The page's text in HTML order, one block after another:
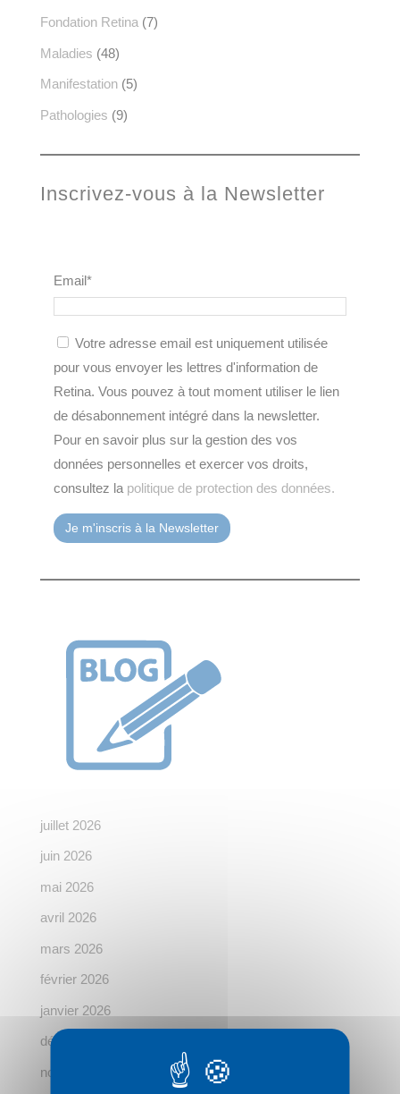
Fondation Retina (7)
Maladies (48)
Manifestation(5)
Pathologies (9)
Inscrivez-vous à la Newsletter
Email*
Votre adresse email est uniquement utilisée
pour vous envoyer les lettres d'information de
Retina. Vous pouvez à tout moment utiliser le lien
de désabonnement intégré dans la newsletter.
Pour en savoir plus sur la gestion des vos
données personnelles et exercer vos droits,
consultez la politique de protection des données.
juillet 2026
juin 2026
mai 2026
avril 2026
mars 2026
février 2026
janvier 2026
décembre 2025
novembre 2025